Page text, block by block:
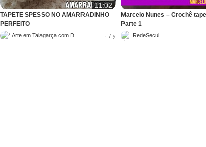
11:02
TAPETE SPESSO NO AMARRADINHO
PERFEITO
· 7 y
Marcelo Nunes – Crochê
Parte 1